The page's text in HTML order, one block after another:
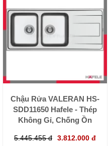
Chậu Rửa VALERAN HS-
SDD11650 Hafele - Thép
Không Gỉ, Chống Ồn
5.445.455 đ 3.812.000 đ